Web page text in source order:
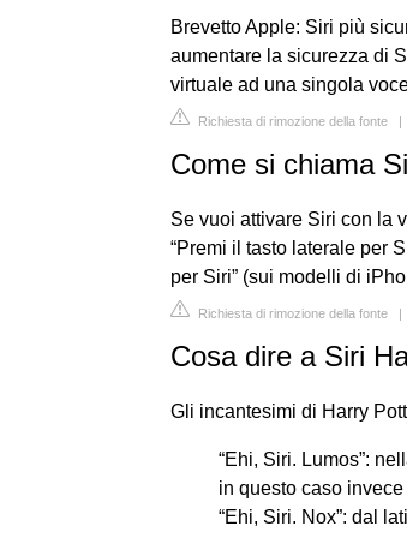
Brevetto Apple: Siri più
aumentare la sicurezza di
virtuale ad una singola
Richiesta di rimozione della fonte |
Come si chiama
Se vuoi attivare Siri con la
“Premi il tasto laterale per
per Siri” (sui modelli di
Richiesta di rimozione della fonte |
Cosa dire a Siri
Gli incantesimi di Harry
“Ehi, Siri. Lumos”:
in questo caso
“Ehi, Siri. Nox”: dal